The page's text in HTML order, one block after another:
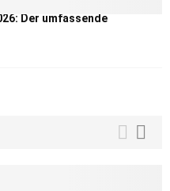
Der umfassende